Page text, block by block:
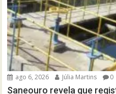
ago 6, 2026 Júlia Martins 0
Saneouro revela que